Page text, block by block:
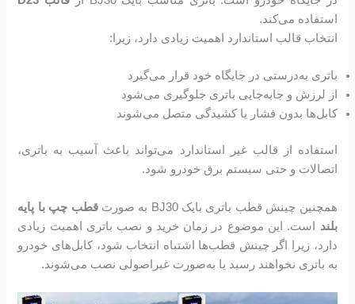
استفاده می‌کند.
انتخاب قالب استاندارد اهمیت زیادی دارد، زیرا:
باتری به‌درستی در جایگاه خود قرار می‌گیرد
از لرزش و جابه‌جایی باتری جلوگیری می‌شود
کابل‌ها بدون فشار یا کشیدگی متصل می‌شوند
استفاده از قالب غیر استاندارد می‌تواند باعث آسیب به باتری،
اتصالات و حتی سیستم برق خودرو شود.
همچنین چینش قطب باتری بایک BJ30 به صورت
قطب چپ با پایه
بلند است. این موضوع در زمان خرید و نصب باتری اهمیت زیادی
دارد، زیرا اگر چینش قطب‌ها اشتباه انتخاب شود، کابل‌های خودرو
به باتری نخواهند رسید یا به‌صورت غیراصولی نصب می‌شوند.